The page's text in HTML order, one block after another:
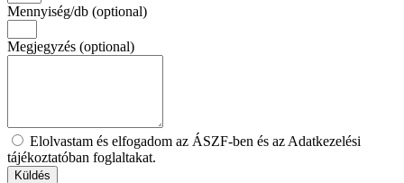
Mennyiség/db (optional)
Megjegyzés (optional)
Elolvastam és elfogadom az ÁSZF-ben és az Adatkezelési
tájékoztatóban foglaltakat.
Küldés